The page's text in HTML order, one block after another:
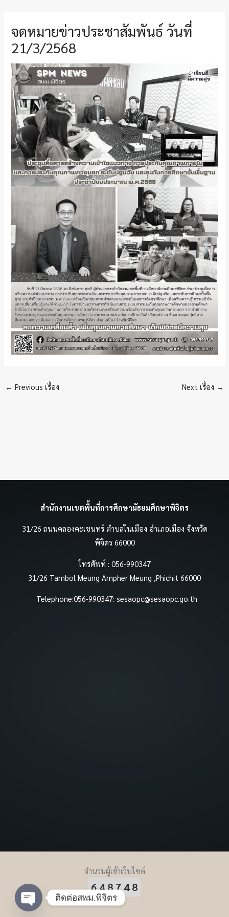
จดหมายข่าวประชาสัมพันธ์ วันที่
21/3/2568
← Previous เรื่อง Next เรื่อง →
สำนักงานเขตพื้นที่การศึกษามัธยมศึกษาพิจิตร
31/26 ถนนคลองคะเชนทร์ ตำบลในเมือง อำเภอเมือง จังหวัด
พิจิตร 66000
โทรศัพท์ : 056-990347
31/26 Tambol Meung Ampher Meung ,Phichit 66000
Telephone:056-990347: sesaopc@sesaopc.go.th
จำนวนผู้เข้าเว็บไซต์
648748
ติดต่อสพม.พิจิตร
Open chaty